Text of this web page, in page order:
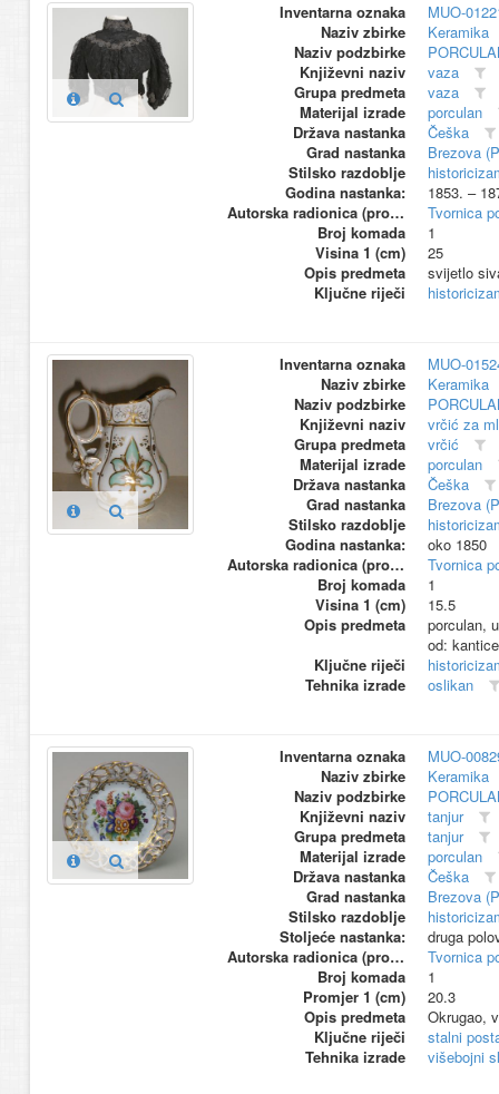
Inventarna oznaka
MUO-
Naziv zbirke
Keramika
Naziv podzbirke
Književni naziv
vaza
Grupa predmeta
vaza
Materijal izrade
porculan
Država nastanka
Češka
Grad nastanka
Brezova
Stilsko razdoblje
Godina nastanka:
1853. –
Autorska radionica (proizvođač)
Tvornica
Broj komada
1
Visina 1 (cm)
25
Opis predmeta
svijetlo
Ključne riječi
Inventarna oznaka
MUO-
Naziv zbirke
Keramika
Naziv podzbirke
Književni naziv
vrčić za
Grupa predmeta
vrčić
Materijal izrade
porculan
Država nastanka
Češka
Grad nastanka
Brezova
Stilsko razdoblje
Godina nastanka:
oko 1850
Autorska radionica (proizvođač)
Tvornica
Broj komada
1
Visina 1 (cm)
15.5
Opis predmeta
porculan,
od:
Ključne riječi
Tehnika izrade
oslikan
Inventarna oznaka
MUO-
Naziv zbirke
Keramika
Naziv podzbirke
Književni naziv
tanjur
Grupa predmeta
tanjur
Materijal izrade
porculan
Država nastanka
Češka
Grad nastanka
Brezova
Stilsko razdoblje
Stoljeće nastanka:
druga
Autorska radionica (proizvođač)
Tvornica
Broj komada
1
Promjer 1 (cm)
20.3
Opis predmeta
Okrugao,
Ključne riječi
stalni
Tehnika izrade
višebojni